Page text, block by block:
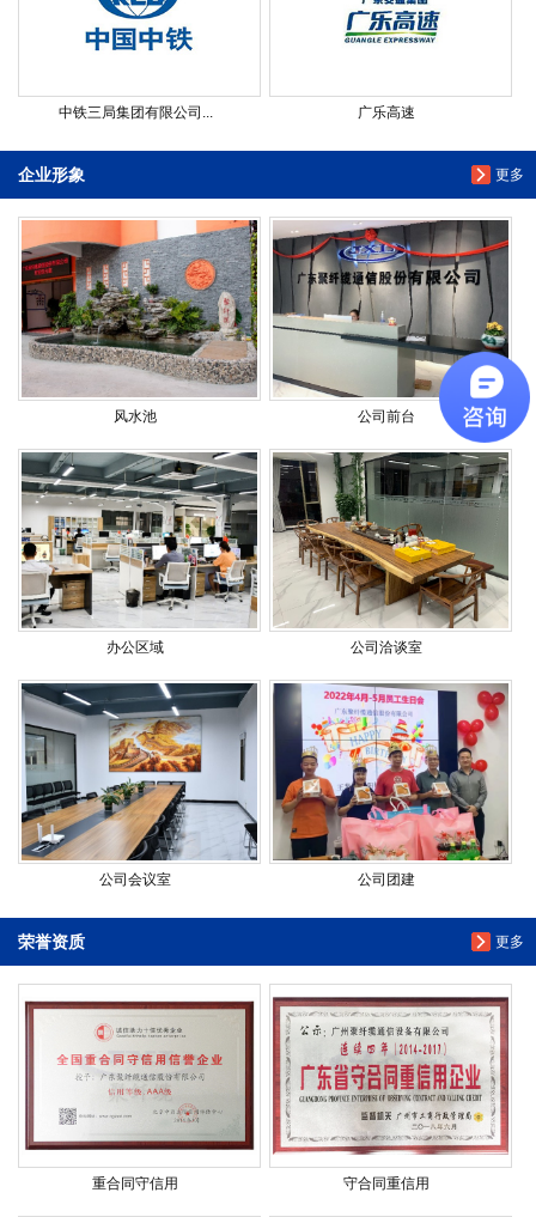
中铁三局集团有限公司... 广乐高速
更多
企业形象
风水池 公司前台
办公区域 公司洽谈室
公司会议室 公司团建
更多
荣誉资质
重合同守信用 守合同重信用